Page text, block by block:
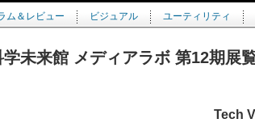
ム＆レビュー ビジュアル ユーティリティ
未来館 メディアラボ 第12期展
Tech